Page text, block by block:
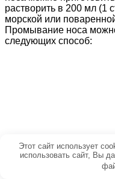
растворить в 200 мл (1
морской или
Промывание носа
следующих способ:
Этот сайт использует
использовать сайт, Вы